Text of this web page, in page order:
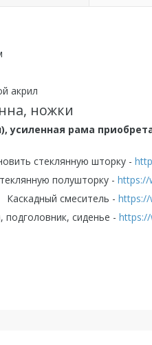
акрил
ножки
усиленная рама
стеклянную шторку -
- https://
- https://
сиденье - https://